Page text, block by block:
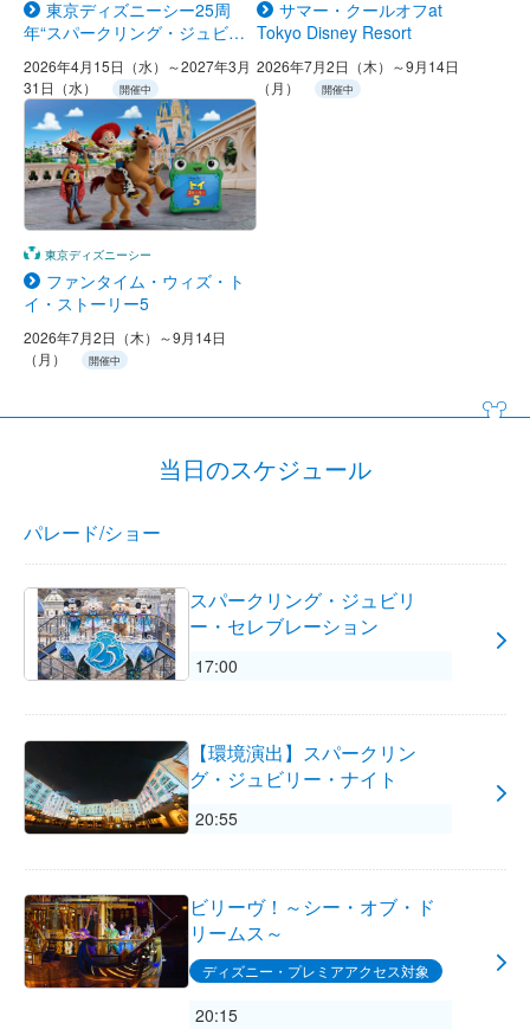
東京ディズニーシー25周
年“スパークリング・ジュビリ
2026年4月15日（水）～2027年3月
31日（水）
開催中
サマー・クールオフat
Tokyo Disney Resort
2026年7月2日（木）～9月14日
（月）
開催中
東京ディズニーシー
ファンタイム・ウィズ・ト
イ・ストーリー5
2026年7月2日（木）～9月14日
（月）
開催中
当日のスケジュール
パレード/ショー
スパークリング・ジュビリ
ー・セレブレーション
17:00
【環境演出】スパークリン
グ・ジュビリー・ナイト
20:55
ビリーヴ！～シー・オブ・ド
リームス～
ディズニー・プレミアアクセス対象
20:15